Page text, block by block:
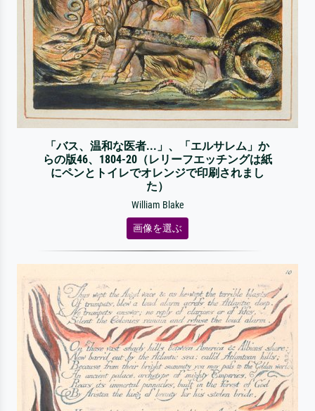
「バス、温和な医者...」、「エルサレム」か
らの版46、1804-20（レリーフエッチングは紙
にペンとトイレでオレンジで印刷されまし
た）
William Blake
画像を選ぶ